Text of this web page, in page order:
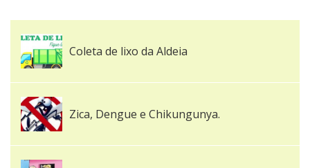
Coleta de lixo da Aldeia
Zica, Dengue e Chikungunya.